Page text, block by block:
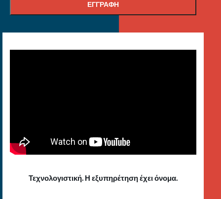
Τεχνολογιστική. Η εξυπηρέτηση έχει όνομα.